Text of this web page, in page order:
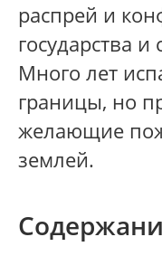
распрей и
государства
Много лет
границы, но
желающие
землей.